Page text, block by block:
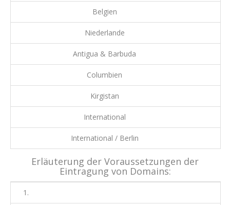
Belgien
Niederlande
Antigua & Barbuda
Columbien
Kirgistan
International
International / Berlin
Erläuterung der Voraussetzungen der
Eintragung von Domains:
1.